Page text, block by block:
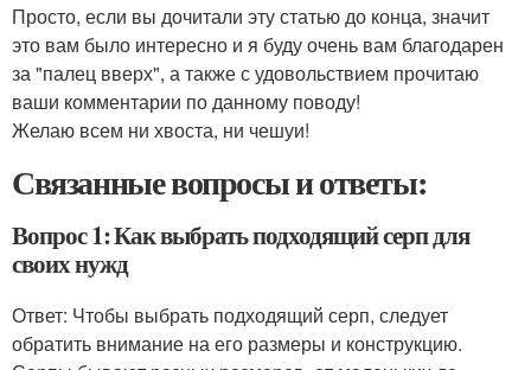
Просто, если вы дочитали эту статью до конца, значит
это вам было интересно и я буду очень вам благодарен
за "палец вверх", а также с удовольствием прочитаю
ваши комментарии по данному поводу!
Желаю всем ни хвоста, ни чешуи!
Связанные вопросы и ответы:
Вопрос 1: Как выбрать подходящий серп для
своих нужд
Ответ: Чтобы выбрать подходящий серп, следует
обратить внимание на его размеры и конструкцию.